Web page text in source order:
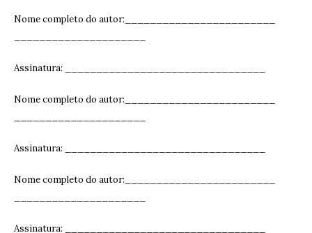
Nome completo do autor:________________________
Assinatura: ______________________________
Nome completo do autor:________________________
Assinatura: ______________________________
Nome completo do autor:________________________
Assinatura: ______________________________